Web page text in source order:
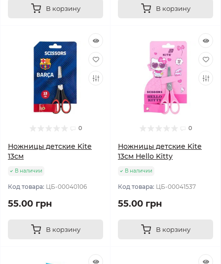
В корзину В корзину
0
Ножницы детские Kite
13см
В наличии
Код товара: ЦБ-00040106
55.00 грн
В корзину
0
Ножницы детские Kite
13см Hello Kitty
В наличии
Код товара: ЦБ-00041537
55.00 грн
В корзину